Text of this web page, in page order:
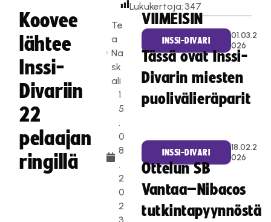
Koovee
lähtee
Inssi-
Divariin
22
pelaajan
ringillä
Te
a
Na
sk
ali
1
5
.
0
8
.
2
0
2
Lukukertoja: 347
VIIMEISIN
INSSI-DIVARI
01.03.2
026
Tässä ovat Inssi-
Divarin miesten
puolivälieräparit
INSSI-DIVARI
18.02.2
026
Ottelun SB
Vantaa–Nibacos
tutkintapyynnöstä